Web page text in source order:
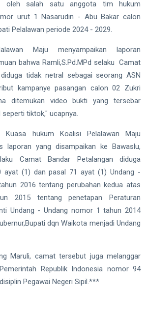
oleh salah satu anggota tim hukum
urut 1 Nasarudin - Abu Bakar calon
Pelalawan periode 2024 - 2029.
Maju menyampaikan laporan
bahwa Ramli,S.Pd.MPd selaku Camat
tidak netral sebagai seorang ASN
kampanye pasangan calon 02 Zukri
ditemukan video bukti yang tersebar
tiktok," ucapnya.
Kuasa hukum Koalisi Pelalawan Maju
laporan yang disampaikan ke Bawaslu,
Camat Bandar Petalangan diduga
ayat (1) dan pasal 71 ayat (1) Undang -
2016 tentang perubahan kedua atas
2015 tentang penetapan Peraturan
Undang - Undang nomor 1 tahun 2014
dqn Waikota menjadi Undang
Maruli, camat tersebut juga melanggar
Republik Indonesia nomor 94
Pegawai Negeri Sipil.***